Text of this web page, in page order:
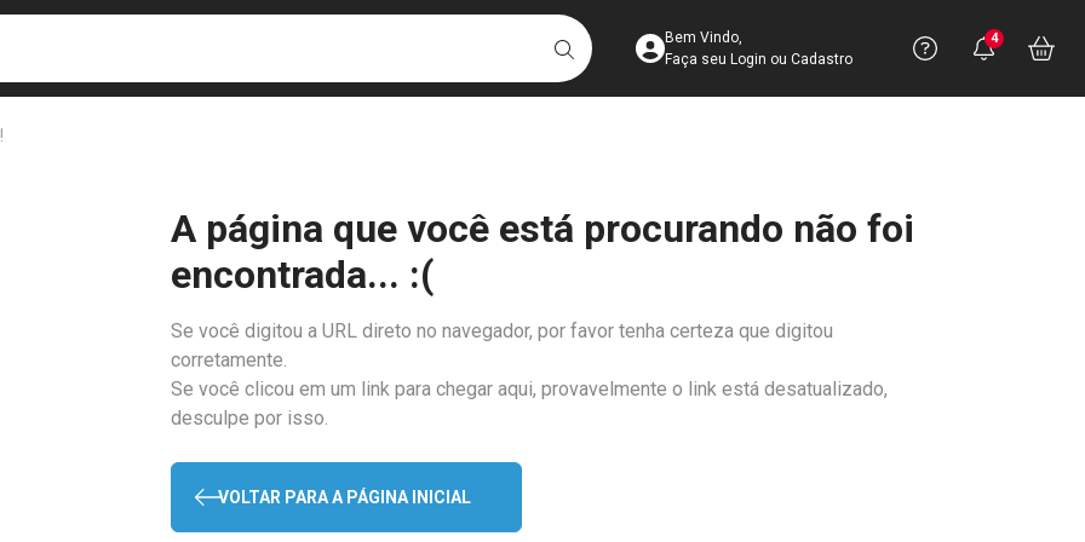
BUSCARAcesse sua Conta
Bem Vindo,
Faça seu Login ou Cadastro
Precisa
Ver Recursos
Você
4
A página que você está procurando não foi
encontrada... :(
Se você digitou a URL direto no navegador, por favor tenha certeza que digitou
corretamente.
Se você clicou em um link para chegar aqui, provavelmente o link está desatualizado,
desculpe por isso.
VOLTAR PARA A PÁGINA INICIAL